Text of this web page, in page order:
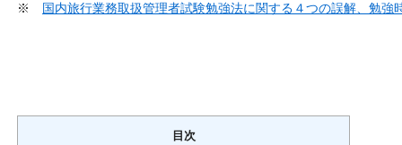
※ 国内旅行業務取扱管理者試験勉強法に関する４つの誤解、勉強
目次